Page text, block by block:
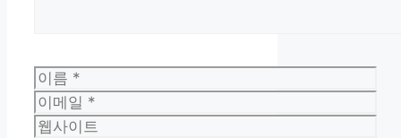
이
름
이
메
웹